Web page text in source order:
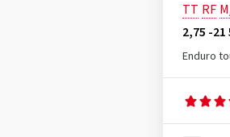
TT RF
2,75 -21
Enduro